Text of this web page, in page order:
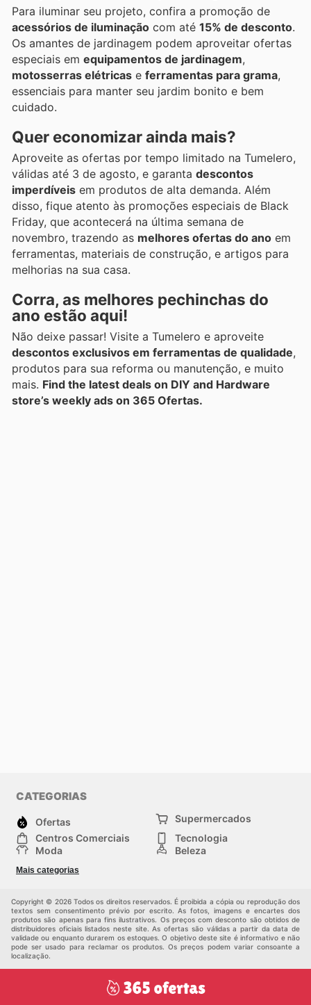
Para iluminar seu projeto, confira a promoção de
acessórios de iluminação com até 15% de desconto.
Os amantes de jardinagem podem aproveitar ofertas
especiais em equipamentos de jardinagem,
motosserras elétricas e ferramentas para grama,
essenciais para manter seu jardim bonito e bem
cuidado.
Quer economizar ainda mais?
Aproveite as ofertas por tempo limitado na Tumelero,
válidas até 3 de agosto, e garanta descontos
imperdíveis em produtos de alta demanda. Além
disso, fique atento às promoções especiais de Black
Friday, que acontecerá na última semana de
novembro, trazendo as melhores ofertas do ano em
ferramentas, materiais de construção, e artigos para
melhorias na sua casa.
Corra, as melhores pechinchas do
ano estão aqui!
Não deixe passar! Visite a Tumelero e aproveite
descontos exclusivos em ferramentas de qualidade,
produtos para sua reforma ou manutenção, e muito
mais. Find the latest deals on DIY and Hardware
store’s weekly ads on 365 Ofertas.
CATEGORIAS
Ofertas
Supermercados
Centros Comerciais
Tecnologia
Moda
Beleza
Construção e jardinagem
Mais categorias
Copyright © 2026 Todos os direitos reservados. É proibida a cópia ou reprodução dos
textos sem consentimento prévio por escrito. As fotos, imagens e encartes dos
produtos são apenas para fins ilustrativos. Os preços com desconto são obtidos de
distribuidores oficiais listados neste site. As ofertas são válidas a partir da data de
validade ou enquanto durarem os estoques. O objetivo deste site é informativo e não
pode ser usado para reclamar os produtos. Os preços podem variar consoante a
localização.